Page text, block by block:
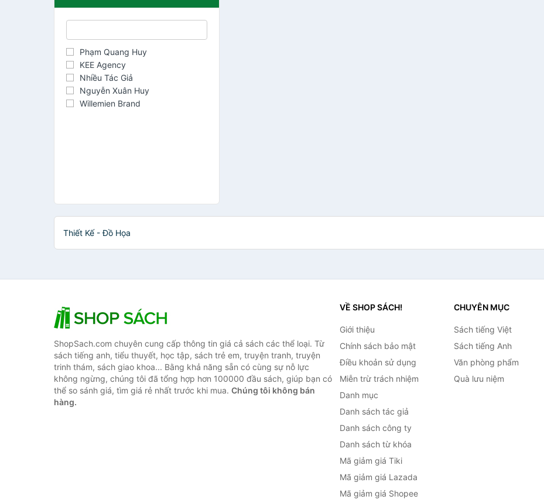
Phạm Quang Huy
KEE Agency
Nhiều Tác Giả
Nguyễn Xuân Huy
Willemien Brand
Thiết Kế - Đồ Họa
ShopSach.com chuyên cung cấp thông tin giá cả sách các thể loại. Từ
sách tiếng anh, tiểu thuyết, học tập, sách trẻ em, truyện tranh, truyện
trinh thám, sách giao khoa... Bằng khả năng sẵn có cùng sự nỗ lực
không ngừng, chúng tôi đã tổng hợp hơn 100000 đầu sách, giúp bạn có
thể so sánh giá, tìm giá rẻ nhất trước khi mua. Chúng tôi không bán
hàng.
VỀ SHOP SÁCH!
Giới thiệu
Chính sách bảo mật
Điều khoản sử dụng
Miễn trừ trách nhiệm
Danh mục
Danh sách tác giả
Danh sách công ty
Danh sách từ khóa
Mã giảm giá Tiki
Mã giảm giá Lazada
Mã giảm giá Shopee
CHUYÊN MỤC
Sách tiếng Việt
Sách tiếng Anh
Văn phòng phẩm
Quà lưu niệm